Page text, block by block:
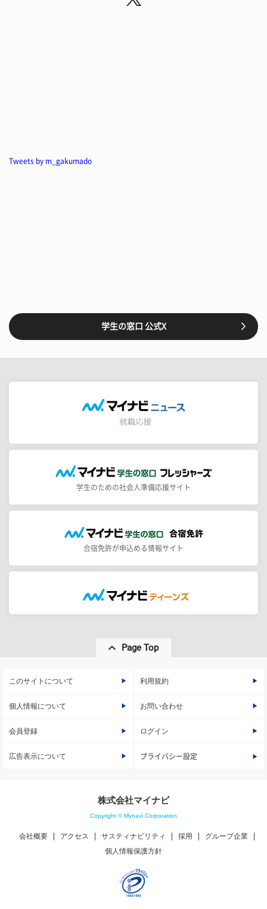
Tweets by m_gakumado
学生の窓口 公式X
学生のための社会人準備応援サイト
合宿免許が申込める情報サイト
Page Top
このサイトについて 利用規約
個人情報について お問い合わせ
会員登録 ログイン
広告表示について プライバシー設定
株式会社マイナビ
Copyright © Mynavi Corporation
会社概要 アクセス サスティナビリティ 採用
グループ企業
個人情報保護方針